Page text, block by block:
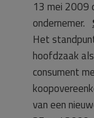
13 mei 2009
ondernemer.
Het
hoofdzaak
consument
van een